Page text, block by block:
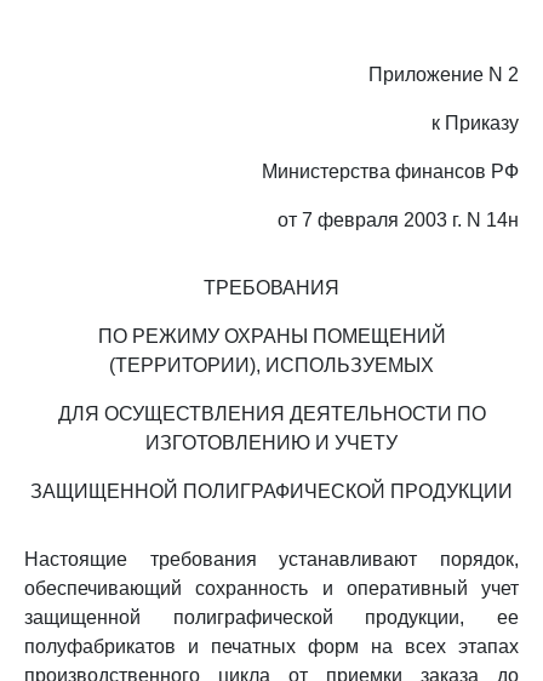
Приложение N 2
к Приказу
Министерства финансов РФ
от 7 февраля 2003 г. N 14н
ТРЕБОВАНИЯ
ПО РЕЖИМУ ОХРАНЫ ПОМЕЩЕНИЙ
(ТЕРРИТОРИИ), ИСПОЛЬЗУЕМЫХ
ДЛЯ ОСУЩЕСТВЛЕНИЯ ДЕЯТЕЛЬНОСТИ ПО
ИЗГОТОВЛЕНИЮ И УЧЕТУ
ЗАЩИЩЕННОЙ ПОЛИГРАФИЧЕСКОЙ ПРОДУКЦИИ
Настоящие требования устанавливают порядок,
обеспечивающий сохранность и оперативный учет
защищенной полиграфической продукции, ее
полуфабрикатов и печатных форм на всех этапах
производственного цикла от приемки заказа до